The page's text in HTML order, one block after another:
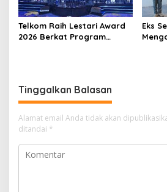
Telkom Raih Lestari Award
2026 Berkat Program
Eks
Tinggalkan Balasan
Alamat email Anda tidak akan
ditandai *